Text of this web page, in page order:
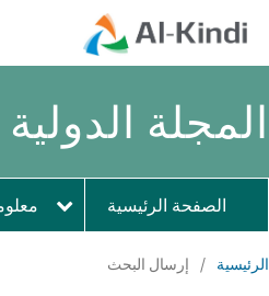
المجلة
الصفحة الرئيسية
الرئيسية / إرسال البحث